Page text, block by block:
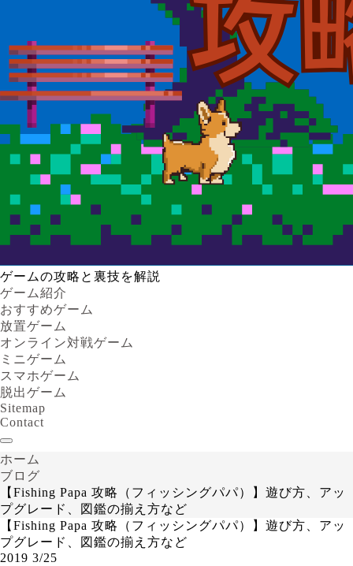
ゲームの攻略と裏技を解説
ゲーム紹介
おすすめゲーム
放置ゲーム
オンライン対戦ゲーム
ミニゲーム
スマホゲーム
脱出ゲーム
Sitemap
Contact
ホーム
ブログ
【Fishing Papa 攻略（フィッシングパパ）】遊び方、アッ
プグレード、図鑑の揃え方など
【Fishing Papa 攻略（フィッシングパパ）】遊び方、アッ
プグレード、図鑑の揃え方など
2019 3/25